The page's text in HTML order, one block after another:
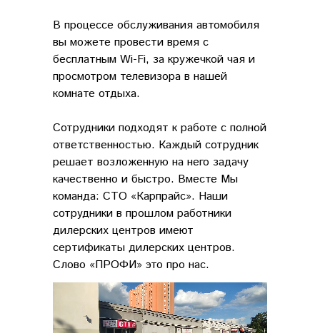
В процессе обслуживания автомобиля
вы можете провести время с
бесплатным Wi-Fi, за кружечкой чая и
просмотром телевизора в нашей
комнате отдыха.
Сотрудники подходят к работе с полной
ответственностью. Каждый сотрудник
решает возложенную на него задачу
качественно и быстро. Вместе Мы
команда: СТО «Карпрайс». Наши
сотрудники в прошлом работники
дилерских центров имеют
сертификаты дилерских центров.
Слово «ПРОФИ» это про нас.